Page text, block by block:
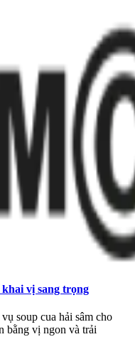
vị sang trọng
soup cua hải sâm cho
bằng vị ngon và trải